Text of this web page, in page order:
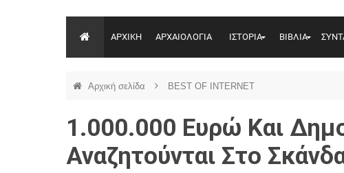
ΑΡΧΙΚΗ ΑΡΧΑΙΟΛΟΓΙΑ ΙΣΤΟΡΙΑ ΒΙΒΛΙΑ
Αρχική σελίδα BEST OF INTERNET
1.000.000 Ευρώ Και
Αναζητούνται Στο